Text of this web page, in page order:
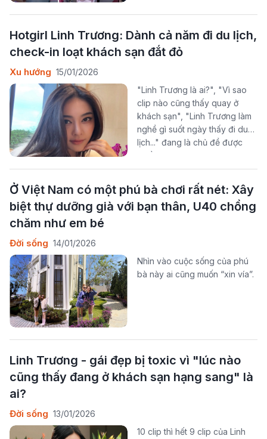
Hotgirl Linh Trương: Dành cả năm đi du lịch,
check-in loạt khách sạn đắt đỏ
Xu hướng 15/01/2026
"Linh Trương là ai?", "Vì sao
clip nào cũng thấy quay ở
khách sạn", "Linh Trương làm
nghề gì suốt ngày thấy đi du
lịch..." đang là chủ đề được
nhiều người quan tâm trên
mạng xã hội.
Ở Việt Nam có một phú bà chơi rất nét: Xây
biệt thự dưỡng già với bạn thân, U40 chồng
chăm như em bé
Đời sống 14/01/2026
Nhìn vào cuộc sống của phú
bà này ai cũng muốn “xin vía”.
Linh Trương - gái đẹp bị toxic vì "lúc nào
cũng thấy đang ở khách sạn hạng sang" là
ai?
Đời sống 13/01/2026
10 clip thì hết 9 clip của Linh